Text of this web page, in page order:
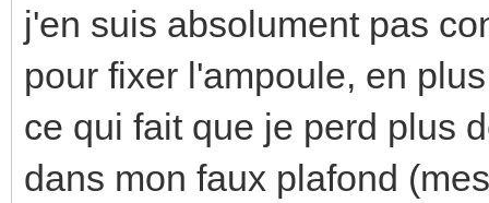
j'en suis absolument pas
pour fixer l'ampoule, en
ce qui fait que je perd plus
dans mon faux plafond